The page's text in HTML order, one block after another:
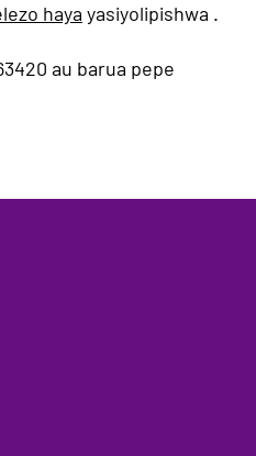
haya yasiyolipishwa .
au barua pepe